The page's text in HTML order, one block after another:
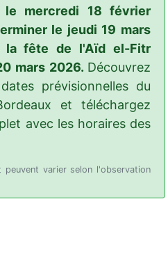
le mercredi 18 février
le jeudi 19 mars
la fête de l'Aïd el-Fitr
mars 2026. Découvrez
prévisionnelles du
et téléchargez
avec les horaires des
varier selon l'observation